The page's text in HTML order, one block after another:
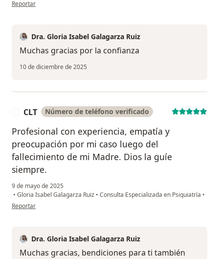
Reportar
Dra. Gloria Isabel Galagarza Ruiz
Muchas gracias por la confianza
10 de diciembre de 2025
CLT Número de teléfono verificado
Profesional con experiencia, empatía y
preocupación por mi caso luego del
fallecimiento de mi Madre. Dios la guíe
siempre.
9 de mayo de 2025
• Gloria Isabel Galagarza Ruiz • Consulta Especializada en Psiquiatría •
en opinión del usuario CLT
Reportar
Dra. Gloria Isabel Galagarza Ruiz
Muchas gracias, bendiciones para ti también